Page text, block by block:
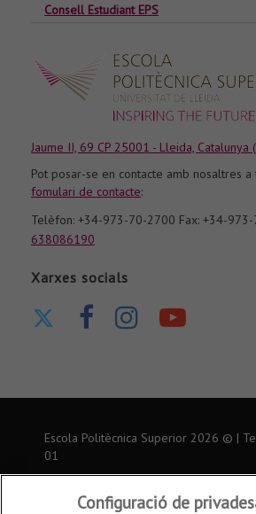
Consell Estudiant EPS
Jaume II, 69 CP 25001 - Lleida, Catalunya
Pot posar-se en contacte amb nosaltres
fomulari de contacte:
Telèfon: +34-973-70-2700 Fax: +34-
638086190
Xarxes socials
Twitter
página
Facebook
página
Instagram
Nuestro
Escola Politècnica Superior 2026 © |
01
Configuració de